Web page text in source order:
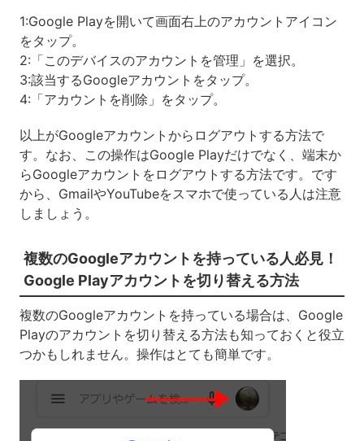
1:Google Playを開いて画面右上のアカウントアイコン
をタップ。
2:「このデバイスのアカウントを管理」を選択。
3:該当するGoogleアカウントをタップ。
4:「アカウントを削除」をタップ。
以上がGoogleアカウントからログアウトする方法で
す。なお、この操作はGoogle Playだけでなく、端末か
らGoogleアカウントをログアウトする方法です。です
から、GmailやYouTubeをスマホで使っている人は注意
しましょう。
複数のGoogleアカウントを持っている人必見！
Google Playアカウントを切り替える方法
複数のGoogleアカウントを持っている場合は、Google
Playのアカウントを切り替える方法も知っておくと役立
つかもしれません。操作はとても簡単です。